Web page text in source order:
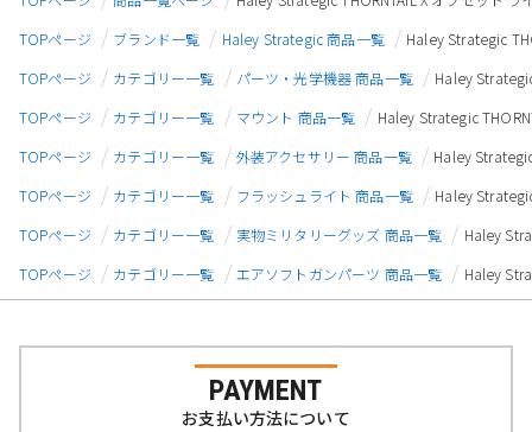
TOPページ
ブランド一覧 Haley Strategic 商品一覧
Haley Strategic
TOPページ
カテゴリー一覧 パーツ・光学機器 商品一覧
Haley
TOPページ
カテゴリー一覧 マウント 商品一覧
Haley Strategic
TOPページ
カテゴリー一覧 外装アクセサリー 商品一覧
Haley
TOPページ
カテゴリー一覧 フラッシュライト 商品一覧
Haley
TOPページ
カテゴリー一覧 実物ミリタリーグッズ 商品一覧
Haley
TOPページ
カテゴリー一覧 エアソフトガンパーツ 商品一覧 Haley
PAYMENT
お支払い方法について